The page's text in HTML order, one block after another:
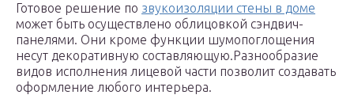
Готовое решение по звукоизоляции стены в доме
может быть осуществлено облицовкой сэндвич-
панелями. Они кроме функции шумопоглощения
несут декоративную составляющую.Разнообразие
видов исполнения лицевой части позволит создавать
оформление любого интерьера.